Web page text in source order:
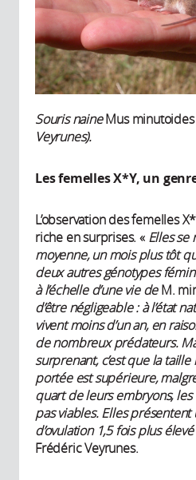
Souris naineMus minutoides
Veyrunes).
Les femelles X*Y, un
L’observation des femelles
riche en surprises. « Elles se
moyenne, un mois plus tôt
deux autres génotypes
à l’échelle d’une vie deM.
d’être négligeable : à l’état
vivent moins d’un an, en
de nombreux prédateurs.
surprenant, c’est que la
portée est supérieure,
quart de leurs embryons, les
pas viables. Elles présentent
d’ovulation 1,5 fois plus élevé
Frédéric Veyrunes.